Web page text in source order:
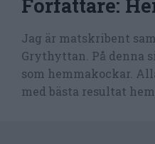
Författare:
Jag är matskribent
Grythyttan. På denna
som hemmakockar.
med bästa resultat